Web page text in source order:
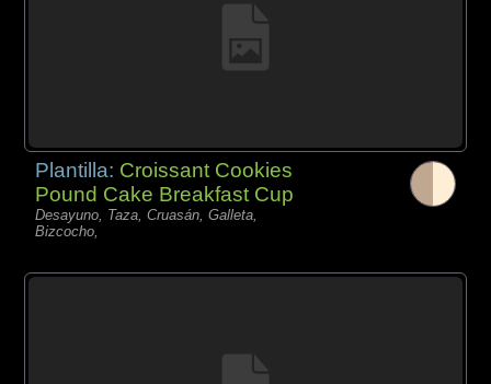
Plantilla: Croissant Cookies
Pound Cake Breakfast Cup
Desayuno, Taza, Cruasán, Galleta,
Bizcocho,